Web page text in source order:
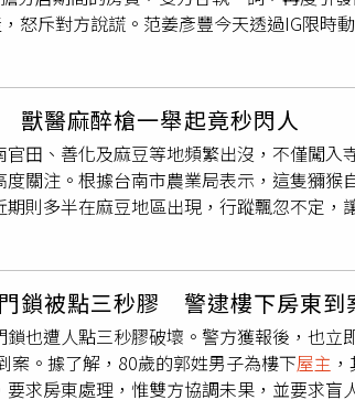
面臨同等命運，最終不是拆除報廢，就是
險與定期更換檢修制度，不會讓設備壞了
使用時、生命週期結束後的配套，強烈建
時的支出，而該筆款項須得為專款專用，
續性；就算未來報廢可拆除，也需要一筆
磁磚一樣，管委會將負責維護修繕，若成
電新制是全民種電賺收益，還是全民埋單
沒有10年回不了本，而這10年周圍環境、
覺得維修不划算，光電板即成為屋頂上的
翻開建築光電新制說明會的簡報，當中的
萬元；產生的電力若全數賣給台電，預估
屋頂消防救災困難與觸電風險，若缺乏維
林榮芳攝）一位不具名業者點出新制的大
就陸續有設備出問題，光電板想必也如此
師傅出工，就是5,000元的報價，如果有
還是有管委會運作的社區大樓，能統一管
置、設備數量也相對增加，不僅提高建商
論清潔、零件更換， 屋主必須自行聯繫廠
電板，需各自負擔高額維護成本，很有可
理事長王至亮也解釋，大型透天社區雖每
頂光電新制的規範，問題是，透天不像集
過房東直接表明房客幾乎都是工研院員工
師，更不用說新竹滿街都是科技業人才，
屋市場也有類似情形，只是多半不會直接拒
有人透露，部分房東除了偏好工程師外，
是否出租的重要依據。不少網友認為，這
到房子」、「彷彿其他職業的人都不值得
竹科工程師每天都要靠你吃便當，可以跟
站在房東立場分析，認為偏好工程師並非
，房東自然傾向選擇收入穩定、工作固定
成為優先承租對象，也有人直言，「如果
也有房東分享，除了工作性質外，是否能
早收到租金，更代表承租人具備一定財務
眾認為，在房源有限的情況下，以職業、
得社會持續討論。
怒斥對方說謊。范姜彥豐今天透過IG限時
要是雙方對財產分配毫無共識，包括頭期
貸，暫停支付是合理安排。」他接著說，
，也是女方一直以來的慣用手段。至於傳
至目前雙方就剩餘財產分配的訴訟尚在進
一步說明，該屋為2人婚後財產，他出資4
陪伴孩子生活，合情合理。他直言，夫妻
范姜彥豐感嘆，「遭遇背叛我仍努力在苦
兼顧，不要放棄，但卻被曲解為賣慘與利
向的能力，確實比理解事實的能力還要厲
選擇善良與保留彼此體面，但不代表有人
方面有利的惡言誤導，「謝謝大家的關心
止境的口水戰。」（圖／翻攝自
獸醫麻醉槍一舉起竟秒閃人
田、善化及麻豆等地頻繁出沒，不僅闖入
關注。根據台南市農業局表示，這隻獼猴
則多半在麻豆地區出現，行蹤飄忽不定，
發現後受到驚嚇，立即將牠驅離屋外。沒
巷弄間來回穿梭，身手十分敏捷。當牠感到
區當成自己的活動範圍。農業局接獲通報
獼猴警覺性極高，只要察覺捕捉人員接近
場。據了解，工作人員每天需花費5至6個
該獼猴疑似曾接受人類飼養，因此對人群
的案例。為提高捕捉成功率，相關單位已
鎖被點三秒膠 警逮樓下房東到
也遭人點三秒膠破壞。警方獲報後，也立
案。據了解，80歲的郭姓男子為樓下屋主
求房東處理，惟雙方協調未果，並要求盲